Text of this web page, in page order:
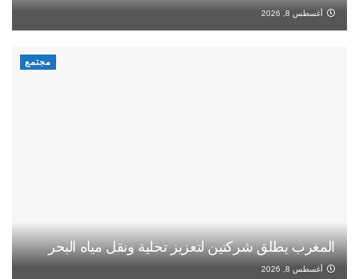
أغسطس 8, 2026
مجتمع
المغرب يطلق شركتين لتعزيز تحلية ونقل مياه البحر
أغسطس 8, 2026